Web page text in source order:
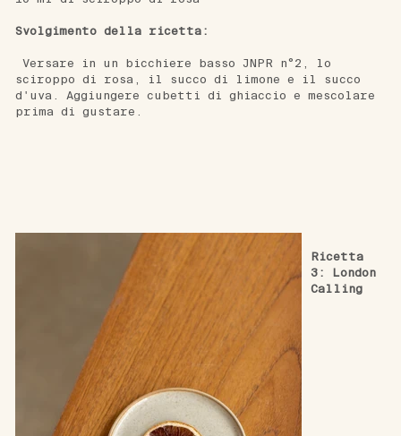
Svolgimento della ricetta:
Versare in un bicchiere basso JNPR n°2
sciroppo di rosa , il succo di limone e il succo
d'uva. Aggiungere cubetti di ghiaccio e mescolare
prima di gustare.
Ricetta
3: London
Calling